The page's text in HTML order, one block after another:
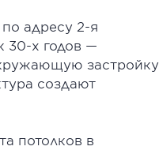
адресу 2-я
30-х годов —
застройку
создают
потолков в